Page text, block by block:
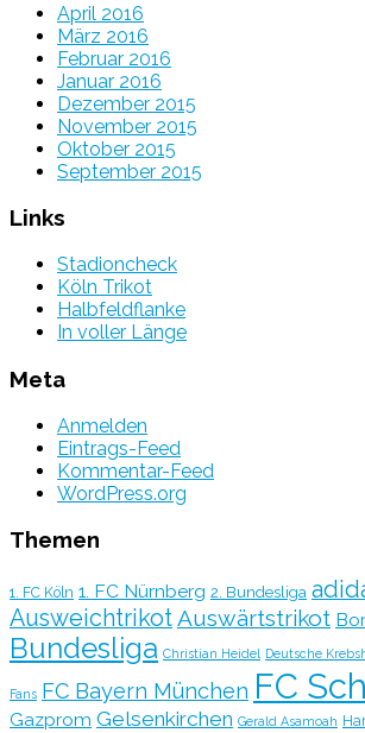
April 2016
März 2016
Februar 2016
Januar 2016
Dezember 2015
November 2015
Oktober 2015
September 2015
Links
Stadioncheck
Köln Trikot
Halbfeldflanke
In voller Länge
Meta
Anmelden
Eintrags-Feed
Kommentar-Feed
WordPress.org
Themen
1. FC Köln 1. FC Nürnberg 2. Bundesliga
AusweichtrikotAuswärtstrikot
Bundesliga Christian Heidel Deutsche
Fans FC Bayern München FC
Gazprom Gelsenkirchen Gerald Asamoah